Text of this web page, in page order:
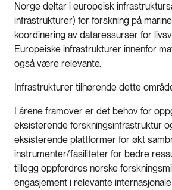
Norge deltar i europeisk
infrastrukturer) for forskning på
koordinering av dataressurser for
Europeiske infrastrukturer innenfor
også være relevante.
Infrastrukturer tilhørende dette
I årene framover er det behov for
eksisterende forskningsinfrastruktur
eksisterende plattformer for økt
instrumenter/fasiliteter for bedre
tillegg oppfordres norske
engasjement i relevante